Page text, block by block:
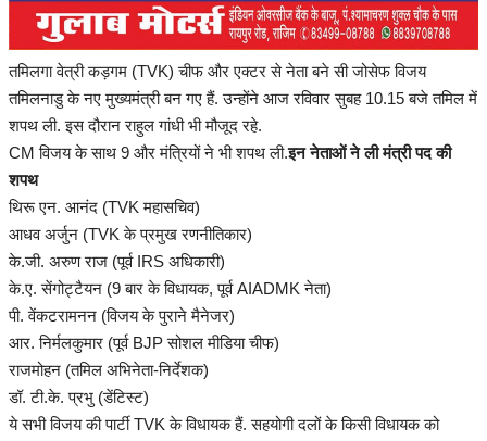
प्रमुख खबर
हेल्थ
Language
English
तमिलगा वेत्री कड़गम (TVK) चीफ और एक्टर से नेता बने सी जोसेफ विजय
तमिलनाडु के नए मुख्यमंत्री बन गए हैं. उन्होंने आज रविवार सुबह 10.15 बजे तमिल में
शपथ ली. इस दौरान राहुल गांधी भी मौजूद रहे.
CM विजय के साथ 9 और मंत्रियों ने भी शपथ ली.इन नेताओं ने ली मंत्री पद की
शपथ
थिरू एन. आनंद (TVK महासचिव)
आधव अर्जुन (TVK के प्रमुख रणनीतिकार)
के.जी. अरुण राज (पूर्व IRS अधिकारी)
के.ए. सेंगोट्टैयन (9 बार के विधायक, पूर्व AIADMK नेता)
पी. वेंकटरामनन (विजय के पुराने मैनेजर)
आर. निर्मलकुमार (पूर्व BJP सोशल मीडिया चीफ)
राजमोहन (तमिल अभिनेता-निर्देशक)
डॉ. टी.के. प्रभु (डेंटिस्ट)
ये सभी विजय की पार्टी TVK के विधायक हैं. सहयोगी दलों के किसी विधायक को